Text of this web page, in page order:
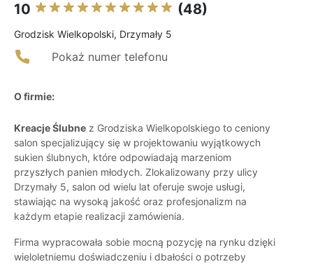
10 (48)
Grodzisk Wielkopolski, Drzymały 5
Pokaż numer telefonu
O firmie:
Kreacje Ślubne z Grodziska Wielkopolskiego to ceniony
salon specjalizujący się w projektowaniu wyjątkowych
sukien ślubnych, które odpowiadają marzeniom
przyszłych panien młodych. Zlokalizowany przy ulicy
Drzymały 5, salon od wielu lat oferuje swoje usługi,
stawiając na wysoką jakość oraz profesjonalizm na
każdym etapie realizacji zamówienia.
Firma wypracowała sobie mocną pozycję na rynku dzięki
wieloletniemu doświadczeniu i dbałości o potrzeby